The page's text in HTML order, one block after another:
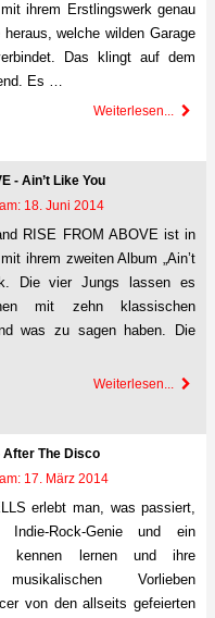
ihrem Erstlingswerk genau
welche wilden Garage
Das klingt auf dem
Es …
Weiterlesen...
- Ain’t Like You
18. Juni 2014
RISE FROM ABOVE ist in
ihrem zweiten Album „Ain’t
Die vier Jungs lassen es
mit zehn klassischen
was zu sagen haben. Die
Weiterlesen...
After The Disco
17. März 2014
erlebt man, was passiert,
Rock-Genie und ein
kennen lernen und ihre
Vorlieben
von den allseits gefeierten